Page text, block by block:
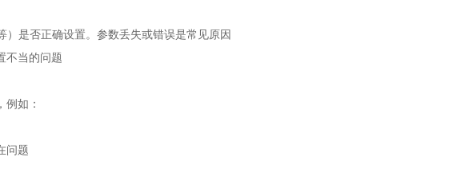
）是否正确设置。参数丢失或错误是常见原因‌
不当的问题‌
如：
问题‌